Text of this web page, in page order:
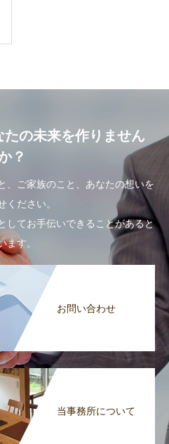
の未来を作りません
？
、ご家族のこと、あなたの想いを
ください。
してお手伝いできることがあると
ます。
お問い合わせ
当事務所について